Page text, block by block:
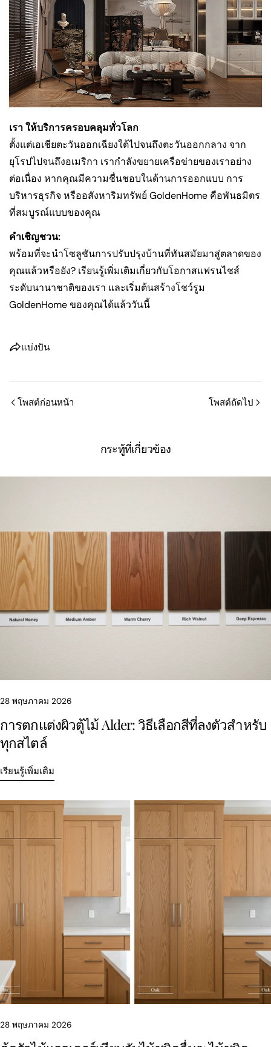
เรา ให้บริการครอบคลุมทั่วโลก
ตั้งแต่เอเชียตะวันออกเฉียงใต้ไปจนถึงตะวันออกกลาง จาก
ยุโรปไปจนถึงอเมริกา เรากำลังขยายเครือข่ายของเราอย่าง
ต่อเนื่อง หากคุณมีความชื่นชอบในด้านการออกแบบ การ
บริหารธุรกิจ หรืออสังหาริมทรัพย์ GoldenHome คือพันธมิตร
ที่สมบูรณ์แบบของคุณ
คำเชิญชวน:
พร้อมที่จะนำโซลูชันการปรับปรุงบ้านที่ทันสมัยมาสู่ตลาดของ
คุณแล้วหรือยัง? เรียนรู้เพิ่มเติมเกี่ยวกับโอกาสแฟรนไชส์
ระดับนานาชาติของเรา และเริ่มต้นสร้างโชว์รูม
GoldenHome ของคุณได้แล้ววันนี้
แบ่งปัน
โพสต์ก่อนหน้า โพสต์ถัดไป
กระทู้ที่เกี่ยวข้อง
28 พฤษภาคม 2026
การตกแต่งผิวตู้ไม้ Alder: วิธีเลือกสีที่ลงตัวสำหรับ
ทุกสไตล์
เรียนรู้เพิ่มเติม
28 พฤษภาคม 2026